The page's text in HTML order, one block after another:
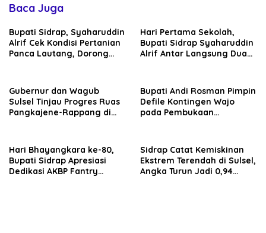
Baca Juga
Bupati Sidrap, Syaharuddin
Alrif Cek Kondisi Pertanian
Panca Lautang, Dorong
Hari Pertama Sekolah,
Bupati Sidrap Syaharuddin
Alrif Antar Langsung Dua
Gubernur dan Wagub
Sulsel Tinjau Progres Ruas
Pangkajene-Rappang di
Ekonomi Warga
Bupati Andi Rosman Pimpin
Defile Kontingen Wajo
pada Pembukaan
Hari Bhayangkara ke-80,
Bupati Sidrap Apresiasi
Dedikasi AKBP Fantry
Sidrap Catat Kemiskinan
Ekstrem Terendah di Sulsel,
Angka Turun Jadi 0,94